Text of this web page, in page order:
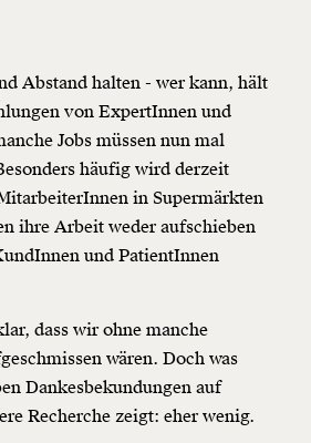
mit Dir!
und wir können gemeinsam
Abstand halten - wer kann, hält
von ExpertInnen und
Jobs müssen nun mal
häufig wird derzeit
in Supermärkten
ihre Arbeit weder aufschieben
und PatientInnen
dass wir ohne manche
wären. Doch was
Dankesbekundungen auf
Recherche zeigt: eher wenig.